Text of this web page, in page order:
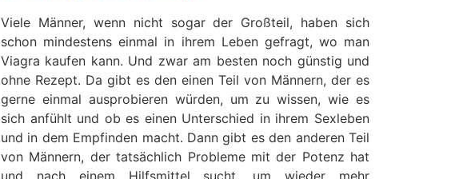
Viele Männer, wenn nicht sogar der Großteil, haben sich
schon mindestens einmal in ihrem Leben gefragt, wo man
Viagra kaufen kann. Und zwar am besten noch günstig und
ohne Rezept. Da gibt es den einen Teil von Männern, der es
gerne einmal ausprobieren würden, um zu wissen, wie es
sich anfühlt und ob es einen Unterschied in ihrem Sexleben
und in dem Empfinden macht. Dann gibt es den anderen Teil
von Männern, der tatsächlich Probleme mit der Potenz hat
und nach einem Hilfsmittel sucht, um wieder mehr